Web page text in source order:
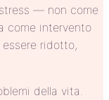
— non come
come intervento
ridotto,
della vita.